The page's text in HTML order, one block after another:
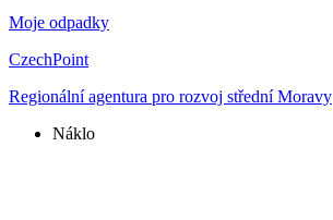
Moje odpadky
CzechPoint
Regionální agentura pro rozvoj střední Moravy
Náklo